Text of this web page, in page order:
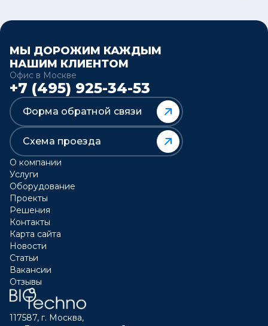
МЫ ДОРОЖИМ КАЖДЫМ
НАШИМ КЛИЕНТОМ
Офис в Москве
+7 (495) 925-34-53
Форма обратной связи
Схема проезда
О компании
Услуги
Оборудование
Проекты
Решения
Контакты
Карта сайта
Новости
Статьи
Вакансии
Отзывы
117587, г. Москва,